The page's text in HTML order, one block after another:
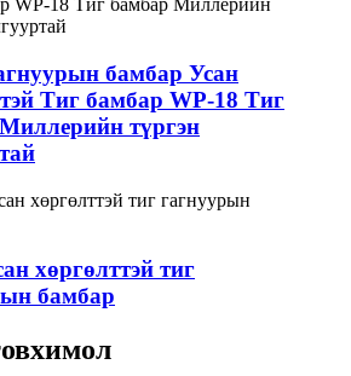
бамбар Усан
Тиг бамбар WP-18 Тиг
түргэн
хөргөлттэй тиг
бамбар